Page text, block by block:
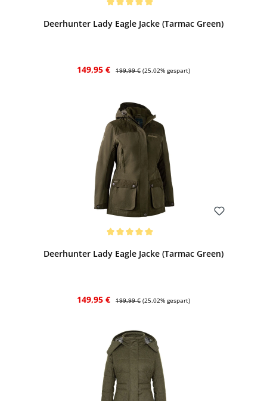
Deerhunter Lady Eagle Jacke (Tarmac Green)
Verkaufspreis:
149,95 € Regulärer Preis:
199,99 € (25.02% gespart)
Deerhunter Lady Eagle Jacke (Tarmac Green)
Verkaufspreis:
149,95 € Regulärer Preis:
199,99 € (25.02% gespart)